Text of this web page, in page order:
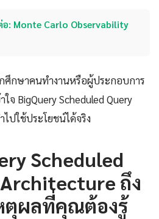
: Monte Carlo Observability
ศึกษาคนทำงานหรือผู้ประกอบการ
BigQuery Scheduled Query
ปใช้ประโยชน์ได้จริง
Scheduled
Architecture ถึง
ตุผลที่คุณต้องรู้